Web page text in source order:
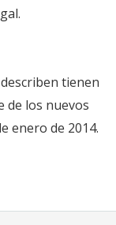
tienen
de los nuevos
enero de 2014.